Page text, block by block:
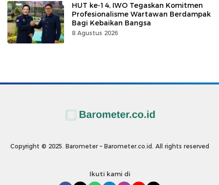
HUT ke-14, IWO Tegaskan Komitmen
Profesionalisme Wartawan Berdampak
Bagi Kebaikan Bangsa
8 Agustus 2026
Copyright © 2025. Barometer – Barometer.co.id. All rights reserved
Ikuti kami di